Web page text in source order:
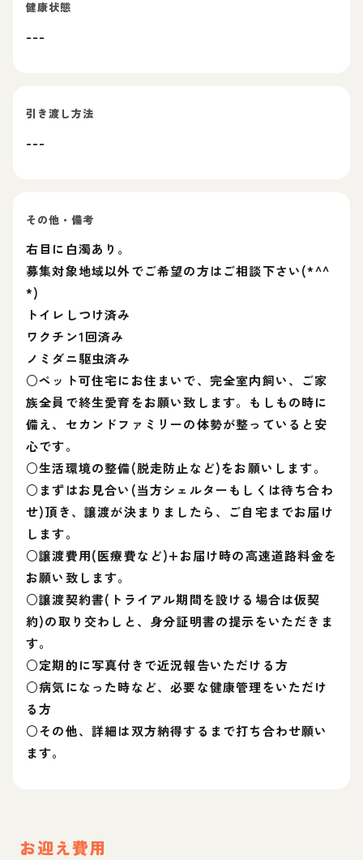
健康状態
---
引き渡し方法
---
その他・備考
右目に白濁あり。
募集対象地域以外でご希望の方はご相談下さい(*^^
*)
トイレしつけ済み
ワクチン1回済み
ノミダニ駆虫済み
○ペット可住宅にお住まいで、完全室内飼い、ご家
族全員で終生愛育をお願い致します。もしもの時に
備え、セカンドファミリーの体勢が整っていると安
心です。
○生活環境の整備(脱走防止など)をお願いします。
○まずはお見合い(当方シェルターもしくは待ち合わ
せ)頂き、譲渡が決まりましたら、ご自宅までお届け
します。
○譲渡費用(医療費など)+お届け時の高速道路料金を
お願い致します。
○譲渡契約書(トライアル期間を設ける場合は仮契
約)の取り交わしと、身分証明書の提示をいただきま
す。
○定期的に写真付きで近況報告いただける方
○病気になった時など、必要な健康管理をいただけ
る方
○その他、詳細は双方納得するまで打ち合わせ願い
ます。
お迎え費用